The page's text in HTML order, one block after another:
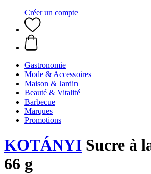
Créer un compte
Gastronomie
Mode & Accessoires
Maison & Jardin
Beauté & Vitalité
Barbecue
Marques
Promotions
KOTÁNYI Sucre à
66 g